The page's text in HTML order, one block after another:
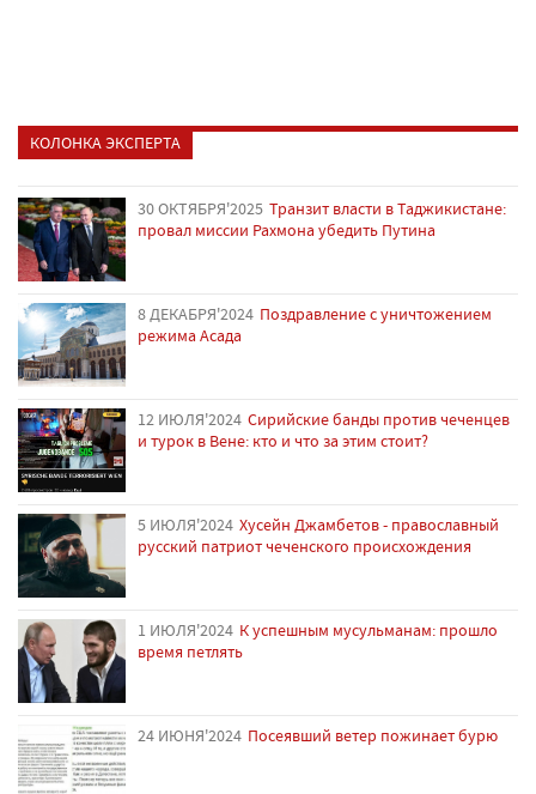
КОЛОНКА ЭКСПЕРТА
30 ОКТЯБРЯ'2025 Транзит власти в Таджикистане:
провал миссии Рахмона убедить Путина
8 ДЕКАБРЯ'2024 Поздравление с уничтожением
режима Асада
12 ИЮЛЯ'2024 Сирийские банды против чеченцев
и турок в Вене: кто и что за этим стоит?
5 ИЮЛЯ'2024 Хусейн Джамбетов - православный
русский патриот чеченского происхождения
1 ИЮЛЯ'2024 К успешным мусульманам: прошло
время петлять
24 ИЮНЯ'2024 Посеявший ветер пожинает бурю